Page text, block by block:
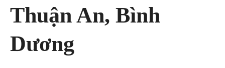
Thuận An, Bình
Dương